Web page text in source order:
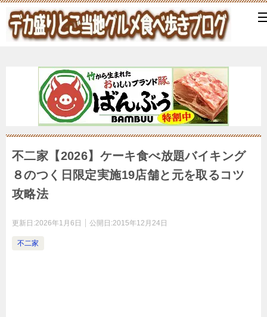
不二家【2026】ケーキ食べ放題バイキング
８のつく日限定実施19店舗と元を取るコツ
攻略法
更新日:2026年1月6日 公開日:2015年12月24日
不二家